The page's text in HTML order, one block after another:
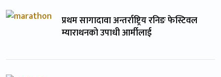
प्रथम सागादावा अन्तर्राष्ट्रिय रनिङ फेस्टिवल
म्याराथनको उपाधी आर्मीलाई